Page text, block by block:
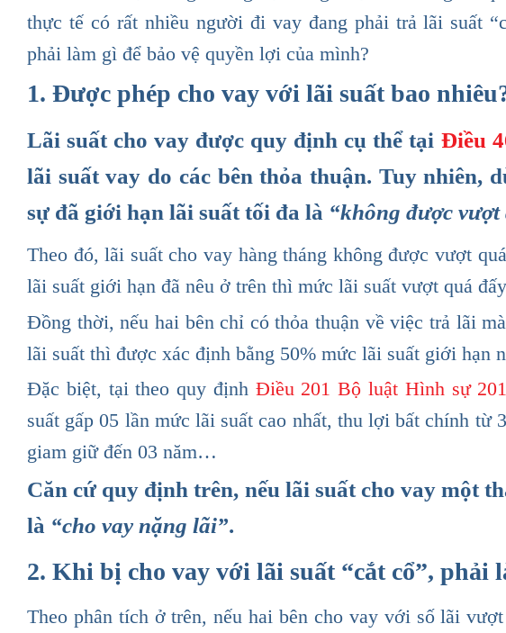
thực tế có rất nhiều người đi vay đang phải trả lãi suất
phải làm gì để bảo vệ quyền lợi của mình?
1. Được phép cho vay với lãi suất bao
Lãi suất cho vay được quy định cụ thể tại Điều
lãi suất vay do các bên thỏa thuận. Tuy nhiên,
sự đã giới hạn lãi suất tối đa là “không được
Theo đó, lãi suất cho vay hàng tháng không được vượt
lãi suất giới hạn đã nêu ở trên thì mức lãi suất vượt quá
Đồng thời, nếu hai bên chỉ có thỏa thuận về việc trả lãi
lãi suất thì được xác định bằng 50% mức lãi suất giới hạn
Đặc biệt, tại theo quy định Điều 201 Bộ luật Hình sự
suất gấp 05 lần mức lãi suất cao nhất, thu lợi bất chính
giam giữ đến 03 năm…
Căn cứ quy định trên, nếu lãi suất cho vay một
là “cho vay nặng lãi”.
2. Khi bị cho vay với lãi suất “cắt cổ”, phải
Theo phân tích ở trên, nếu hai bên cho vay với số lãi